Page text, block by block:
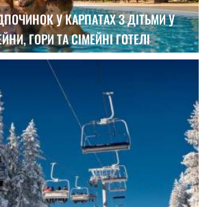
У КАРПАТАХ З ДІТЬМИ У
ГОРИ ТА СІМЕЙНІ ГОТЕЛІ